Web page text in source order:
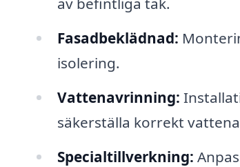
Fasadbeklädnad:
isolering.
Vattenavrinning:
säkerställa korrekt
Specialtillverkning: